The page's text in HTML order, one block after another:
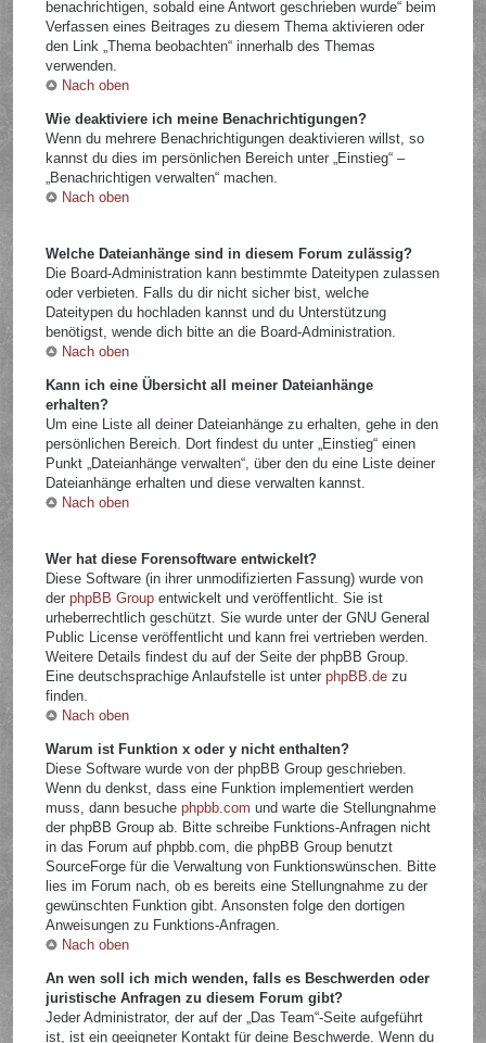
benachrichtigen, sobald eine Antwort geschrieben wurde“ beim
Verfassen eines Beitrages zu diesem Thema aktivieren oder
den Link „Thema beobachten“ innerhalb des Themas
verwenden.
Nach oben
Wie deaktiviere ich meine Benachrichtigungen?
Wenn du mehrere Benachrichtigungen deaktivieren willst, so
kannst du dies im persönlichen Bereich unter „Einstieg“ –
„Benachrichtigen verwalten“ machen.
Nach oben
Welche Dateianhänge sind in diesem Forum zulässig?
Die Board-Administration kann bestimmte Dateitypen zulassen
oder verbieten. Falls du dir nicht sicher bist, welche
Dateitypen du hochladen kannst und du Unterstützung
benötigst, wende dich bitte an die Board-Administration.
Nach oben
Kann ich eine Übersicht all meiner Dateianhänge
erhalten?
Um eine Liste all deiner Dateianhänge zu erhalten, gehe in den
persönlichen Bereich. Dort findest du unter „Einstieg“ einen
Punkt „Dateianhänge verwalten“, über den du eine Liste deiner
Dateianhänge erhalten und diese verwalten kannst.
Nach oben
Wer hat diese Forensoftware entwickelt?
Diese Software (in ihrer unmodifizierten Fassung) wurde von
derphpBB Group entwickelt und veröffentlicht. Sie ist
urheberrechtlich geschützt. Sie wurde unter der GNU General
Public License veröffentlicht und kann frei vertrieben werden.
Weitere Details findest du auf der Seite der phpBB Group.
Eine deutschsprachige Anlaufstelle ist unterphpBB.de zu
finden.
Nach oben
Warum ist Funktion x oder y nicht enthalten?
Diese Software wurde von der phpBB Group geschrieben.
Wenn du denkst, dass eine Funktion implementiert werden
muss, dann besuchephpbb.com und warte die Stellungnahme
der phpBB Group ab. Bitte schreibe Funktions-Anfragen nicht
in das Forum auf phpbb.com, die phpBB Group benutzt
SourceForge für die Verwaltung von Funktionswünschen. Bitte
lies im Forum nach, ob es bereits eine Stellungnahme zu der
gewünschten Funktion gibt. Ansonsten folge den dortigen
Anweisungen zu Funktions-Anfragen.
Nach oben
An wen soll ich mich wenden, falls es Beschwerden oder
juristische Anfragen zu diesem Forum gibt?
Jeder Administrator, der auf der „Das Team“-Seite aufgeführt
ist, ist ein geeigneter Kontakt für deine Beschwerde. Wenn du